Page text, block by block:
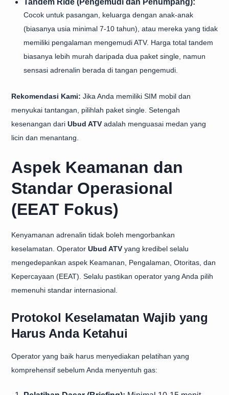
Tandem Ride (Pengemudi dan Penumpang):
Cocok untuk pasangan, keluarga dengan anak-anak
(biasanya usia minimal 7-10 tahun), atau mereka yang tidak
memiliki pengalaman mengemudi ATV. Harga total tandem
biasanya lebih murah daripada dua paket single, namun
sensasi adrenalin berada di tangan pengemudi.
Rekomendasi Kami: Jika Anda memiliki SIM mobil dan
menyukai tantangan, pilihlah paket single. Setengah
kesenangan dari Ubud ATV adalah menguasai medan yang
licin dan menantang.
Aspek Keamanan dan
Standar Operasional
(EEAT Fokus)
Kenyamanan adrenalin tidak boleh mengorbankan
keselamatan. Operator Ubud ATV yang kredibel selalu
mengedepankan aspek Keamanan, Pengalaman, Otoritas, dan
Kepercayaan (EEAT). Selalu pastikan operator yang Anda pilih
memenuhi standar internasional.
Protokol Keselamatan Wajib yang
Harus Anda Ketahui
Operator yang baik harus menyediakan pelatihan yang
komprehensif sebelum Anda menyentuh gas: